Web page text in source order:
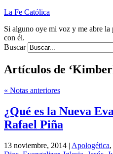
La Fe Católica
Si alguno oye mi voz y me abre la
con él.
Buscar
Artículos de
« Notas anteriores
¿Qué es la Nueva
Rafael Piña
13 noviembre, 2014 | Apologética,